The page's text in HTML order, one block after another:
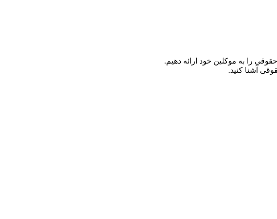
را به موکلین خود ارائه دهیم.
آشنا کنید.